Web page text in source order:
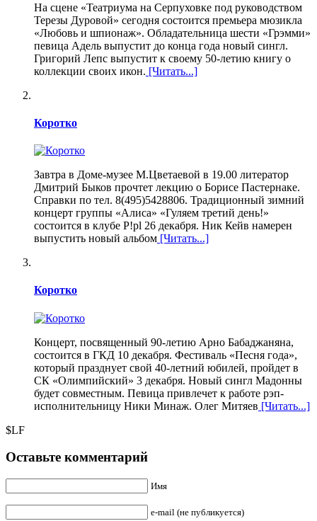
На сцене «Театриума на Серпуховке под руководством
Терезы Дуровой» сегодня состоится премьера мюзикла
«Любовь и шпионаж». Обладательница шести «Грэмми»
певица Адель выпустит до конца года новый сингл.
Григорий Лепс выпустит к своему 50-летию книгу о
коллекции своих икон. [Читать...]
Коротко
Завтра в Доме-музее М.Цветаевой в 19.00 литератор
Дмитрий Быков прочтет лекцию о Борисе Пастернаке.
Справки по тел. 8(495)5428806. Традиционный зимний
концерт группы «Алиса» «Гуляем третий день!»
состоится в клубе P!pl 26 декабря. Ник Кейв намерен
выпустить новый альбом [Читать...]
Коротко
Концерт, посвященный 90-летию Арно Бабаджаняна,
состоится в ГКД 10 декабря. Фестиваль «Песня года»,
который празднует свой 40-летний юбилей, пройдет в
СК «Олимпийский» 3 декабря. Новый сингл Мадонны
будет совместным. Певица привлечет к работе рэп-
исполнительницу Ники Минаж. Олег Митяев [Читать...]
$LF
Оставьте комментарий
Имя
e-mail (не публикуется)